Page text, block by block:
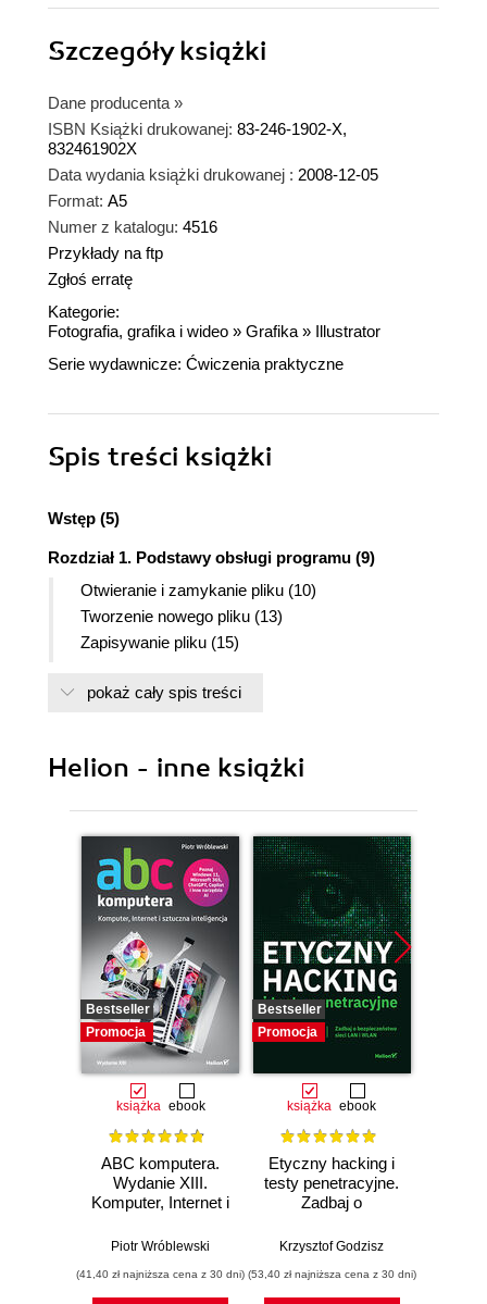
Szczegółyksiążki
Dane producenta »
ISBN Książki drukowanej: 83-246-1902-X,
832461902X
Data wydania książki drukowanej : 2008-12-05
Format: A5
Numer z katalogu: 4516
Przykłady na ftp
Zgłoś erratę
Kategorie:
Fotografia, grafika i wideo » Grafika » Illustrator
Serie wydawnicze: Ćwiczenia praktyczne
Spis treści książki
Wstęp (5)
Rozdział 1. Podstawy obsługi programu (9)
Otwieranie i zamykanie pliku (10)
Tworzenie nowego pliku (13)
Zapisywanie pliku (15)
Korzystanie z pomocy (21)
Transformacja obiektów (33)
Rozdział 3. Kolor (57)
Rozdział 4. Tekst (81)
Rozdział 5. Wektoryzacja i kaligrafia (101)
Narzędzie Kaligrafia (104)
Rozdział 6. Proste projekty (109)
Dodatek A: Polecenia i skróty klawiaturowe (125)
pokaż cały spis treści
Helion - inne książki
Bestseller
Promocja
książka ebook
ABC komputera.
Wydanie XIII.
Komputer, Internet i
inteligencja
Piotr Wróblewski
(41,40 zł najniższa cena z 30 dni)
Bestseller
Promocja
książka ebook
Etyczny hacking i
testy penetracyjne.
Zadbaj o
sieci LAN i WLAN
Krzysztof Godzisz
(53,40 zł najniższa cena z 30 dni)